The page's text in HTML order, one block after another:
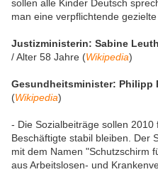
sollen alle Kinder Deutsch
man eine verpflichtende
Justizministerin: Sabine
/ Alter 58 Jahre (Wikipedia)
Gesundheitsminister: Philipp
(Wikipedia)
- Die Sozialbeiträge sollen 2010
Beschäftigte stabil bleiben. Der
mit dem Namen "Schutzschirm
aus Arbeitslosen- und